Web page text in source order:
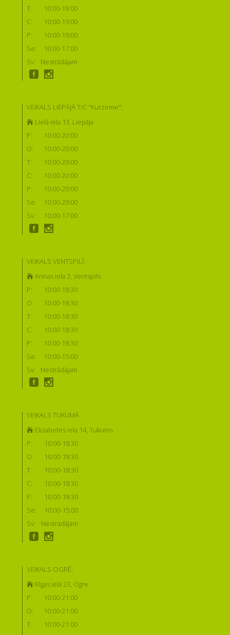
T:
10:00-19:00
C:
10:00-19:00
P:
10:00-19:00
Se:
10:00-17:00
Sv:
Nestrādājam
VEIKALS LIEPĀJĀ T/C "Kurzeme":
Lielā iela 13, Liepāja
P:
10:00-20:00
O:
10:00-20:00
T:
10:00-20:00
C:
10:00-20:00
P:
10:00-20:00
Se:
10:00-20:00
Sv:
10:00-17:00
VEIKALS VENTSPILĪ:
Annas iela 2, Ventspils
P:
10:00-18:30
O:
10:00-18:30
T:
10:00-18:30
C:
10:00-18:30
P:
10:00-18:30
Se:
10:00-15:00
Sv:
Nestrādājam
VEIKALS TUKUMĀ
Elizabetes iela 14, Tukums
P:
10:00-18:30
O:
10:00-18:30
T:
10:00-18:30
C:
10:00-18:30
P:
10:00-18:30
Se:
10:00-15:00
Sv:
Nestrādājam
VEIKALS OGRĒ:
Rīgas iela 23, Ogre
P:
10:00-21:00
O:
10:00-21:00
T:
10:00-21:00